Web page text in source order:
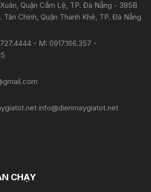
Quận Cẩm Lệ, TP. Đà Nẵng - 385B
Tân Chính, Quận Thanh Khê, TP. Đà Nẵng
- M: 0917.166.357 -
info@dienmaygiatot.net
CHẠY